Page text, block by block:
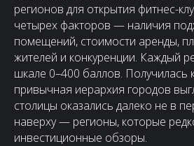
регионов для открытия фитнес-
четырех факторов — наличия
помещений, стоимости аренды,
жителей и конкуренции. Каждый
шкале 0–400 баллов. Получилась
привычная иерархия городов
столицы оказались далеко не в
наверху — регионы, которые
инвестиционные обзоры.